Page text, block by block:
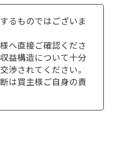
るものではございま
へ直接ご確認くださ
益構造について十分
渉されてください。
は買主様ご自身の責